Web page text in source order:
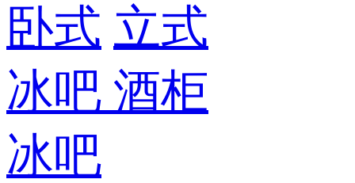
卧式 立式
冰吧 酒柜
冰吧